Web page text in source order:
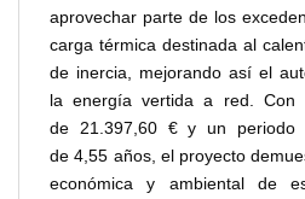
aprovechar parte de los
carga térmica destinada al
de inercia, mejorando así el
la energía vertida a red. Con
de 21.397,60 € y un periodo
de 4,55 años, el proyecto
económica y ambiental de